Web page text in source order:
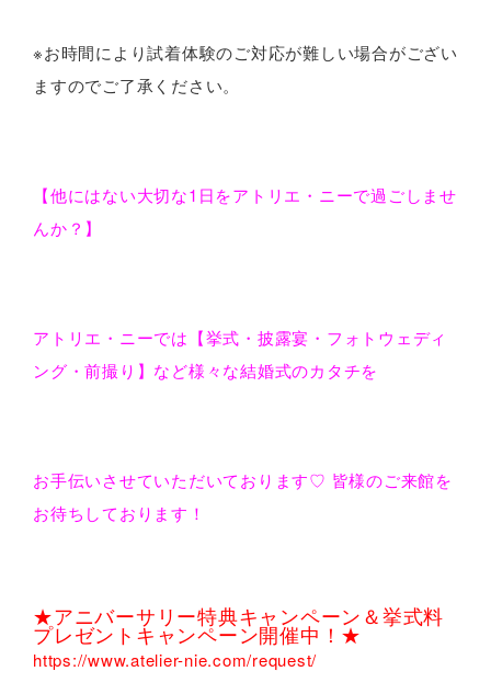
※お時間により試着体験のご対応が難しい場合がござい
ますのでご了承ください。
【他にはない大切な1日をアトリエ・ニーで過ごしませ
んか？】
アトリエ・ニーでは【挙式・披露宴・フォトウェディ
ング・前撮り】など様々な結婚式のカタチを
お手伝いさせていただいております♡ 皆様のご来館を
お待ちしております！
★アニバーサリー特典キャンペーン＆挙式料
プレゼントキャンペーン開催中！★
https://www.atelier-nie.com/request/